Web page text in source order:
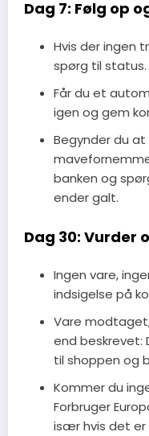
Dag 7: Følg op
Hvis der ingen
spørg til status.
Får du et
igen og gem
Begynder du
banken og
ender galt.
Dag 30: Vurder
Ingen vare,
indsigelse på
Vare
end beskrevet:
til shoppen og
Kommer du
Forbruger
især hvis det er